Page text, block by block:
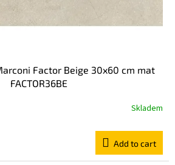
Factor Beige 30x60 cm mat
FACTOR36BE
Skladem
Add to cart